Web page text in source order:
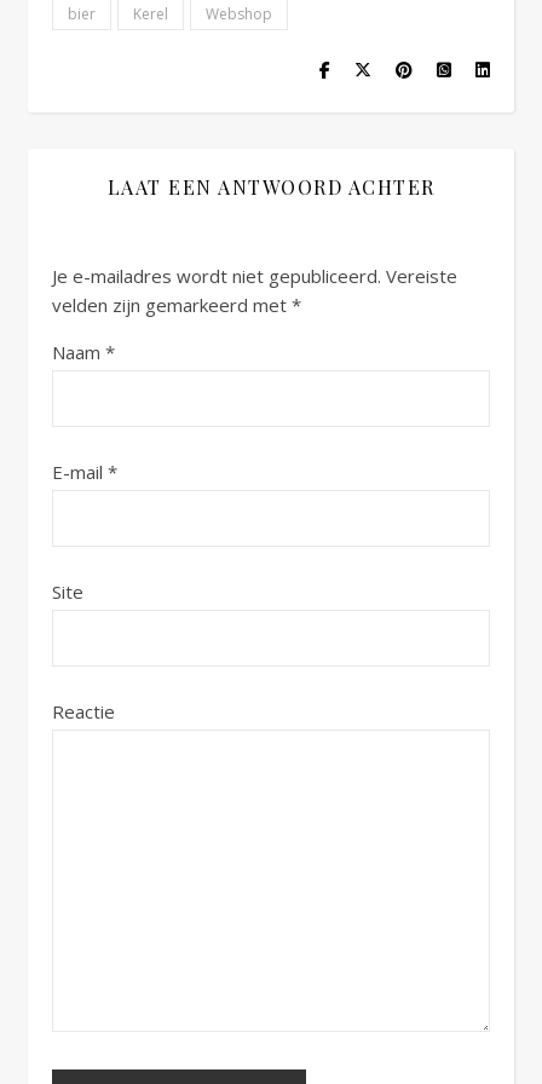
bier Kerel Webshop
LAAT EEN ANTWOORD ACHTER
Je e-mailadres wordt niet gepubliceerd. Vereiste
velden zijn gemarkeerd met *
Naam *
E-mail *
Site
Reactie